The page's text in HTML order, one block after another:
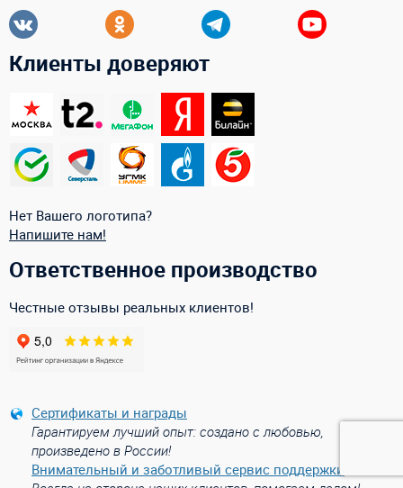
Клиенты доверяют
Нет Вашего логотипа?
Напишите нам!
Ответственное производство
Честные отзывы реальных клиентов!
Сертификаты и награды
Гарантируем лучший опыт: создано с любовью,
произведено в России!
Внимательный и заботливый сервис поддержки